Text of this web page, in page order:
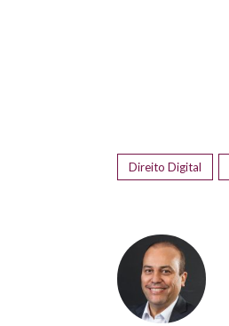
Direito Digital